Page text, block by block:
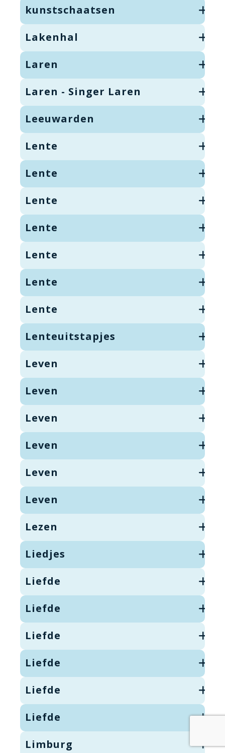
kunstschaatsen
Lakenhal
Laren
Laren - Singer Laren
Leeuwarden
Lente
Lente
Lente
Lente
Lente
Lente
Lente
Lenteuitstapjes
Leven
Leven
Leven
Leven
Leven
Leven
Lezen
Liedjes
Liefde
Liefde
Liefde
Liefde
Liefde
Liefde
Limburg